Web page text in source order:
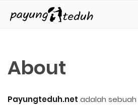
Payung Teduh
About
Payungteduh.net adalah